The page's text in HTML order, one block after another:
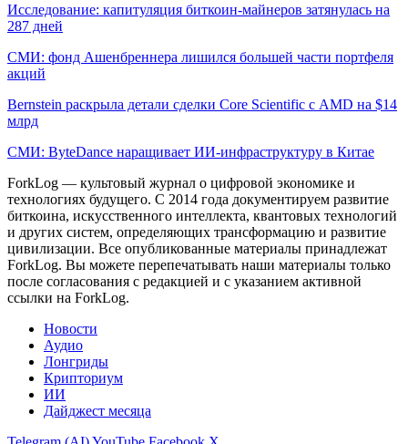
Исследование: капитуляция биткоин-майнеров затянулась на
287 дней
СМИ: фонд Ашенбреннера лишился большей части портфеля
акций
Bernstein раскрыла детали сделки Core Scientific с AMD на $14
млрд
СМИ: ByteDance наращивает ИИ-инфраструктуру в Китае
ForkLog — культовый журнал о цифровой экономике и
технологиях будущего. С 2014 года документируем развитие
биткоина, искусственного интеллекта, квантовых технологий
и других систем, определяющих трансформацию и развитие
цивилизации. Все опубликованные материалы принадлежат
ForkLog. Вы можете перепечатывать наши материалы только
после согласования с редакцией и с указанием активной
ссылки на ForkLog.
Новости
Аудио
Лонгриды
Крипториум
ИИ
Дайджест месяца